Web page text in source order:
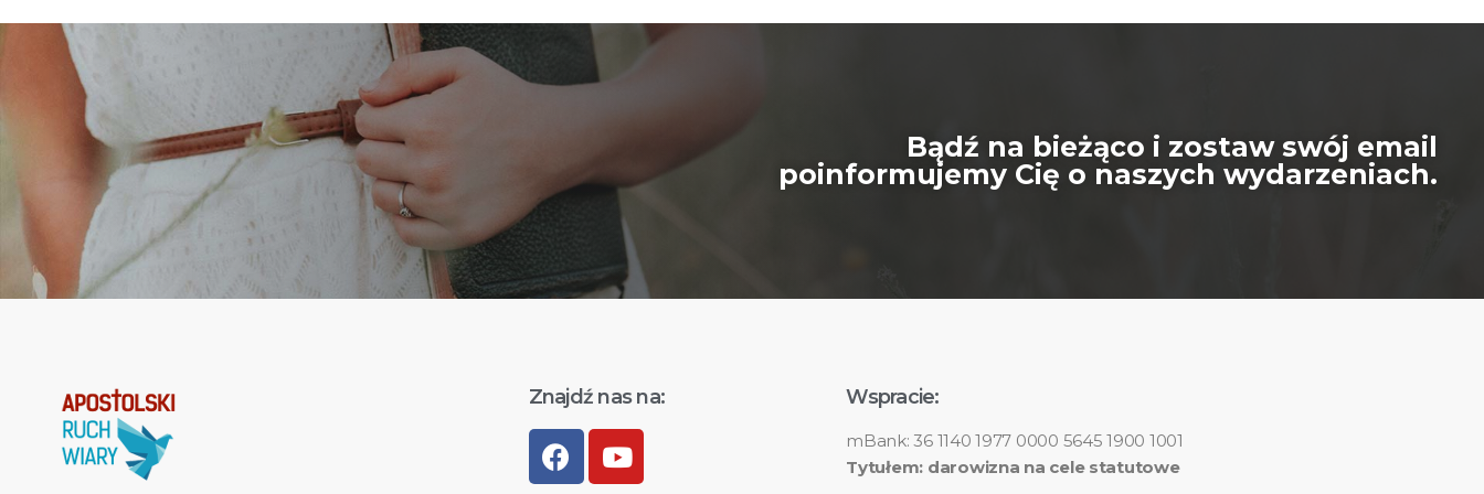
Bądź na bieżąco i zostaw swój email
poinformujemy Cię o naszych wydarzeniach.
Znajdź nas na: Wspracie:
mBank: 36 1140 1977 0000 5645 1900 1001
Tytułem: darowizna na cele statutowe